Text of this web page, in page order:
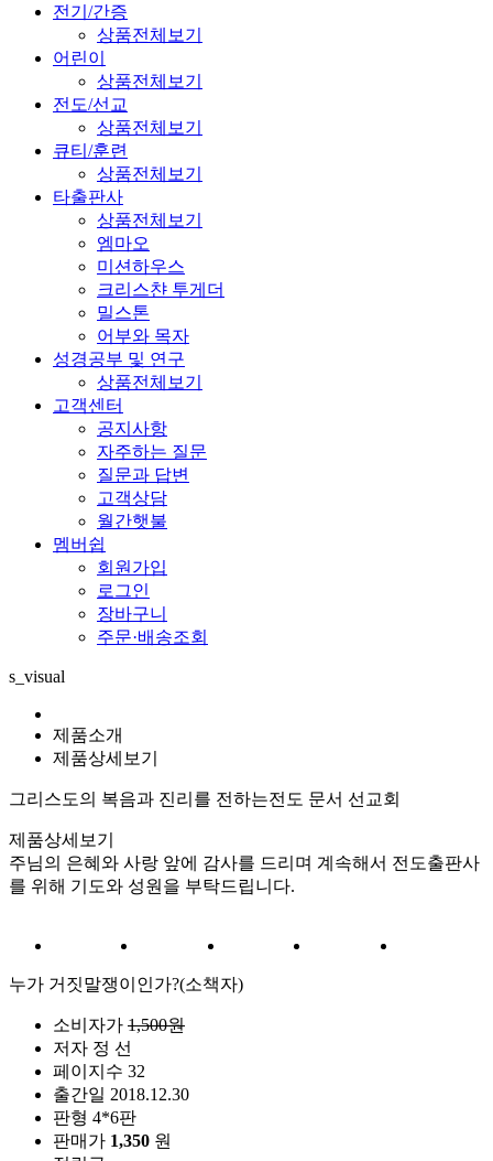
전기/간증
상품전체보기
어린이
상품전체보기
전도/선교
상품전체보기
큐티/훈련
상품전체보기
타출판사
상품전체보기
엠마오
미션하우스
크리스챤 투게더
밀스톤
어부와 목자
성경공부 및 연구
상품전체보기
고객센터
공지사항
자주하는 질문
질문과 답변
고객상담
월간햇불
멤버쉽
회원가입
로그인
장바구니
주문·배송조회
s_visual
제품소개
제품상세보기
그리스도의 복음과 진리를 전하는전도 문서 선교회
제품상세보기
주님의 은혜와 사랑 앞에 감사를 드리며 계속해서 전도출판사
를 위해 기도와 성원을 부탁드립니다.
누가 거짓말쟁이인가?(소책자)
소비자가 1,500원
저자 정 선
페이지수 32
출간일 2018.12.30
판형 4*6판
판매가 1,350 원